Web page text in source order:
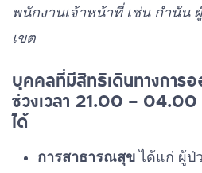
พนักงานเจ้าหน้าที่ เช่น กำนัน
เขต
บุคคลที่มีสิทธิเดินทางการ
ช่วงเวลา 21.00 – 04.00
ได้
การสาธารณสุข ได้แก่ ผู้ป่